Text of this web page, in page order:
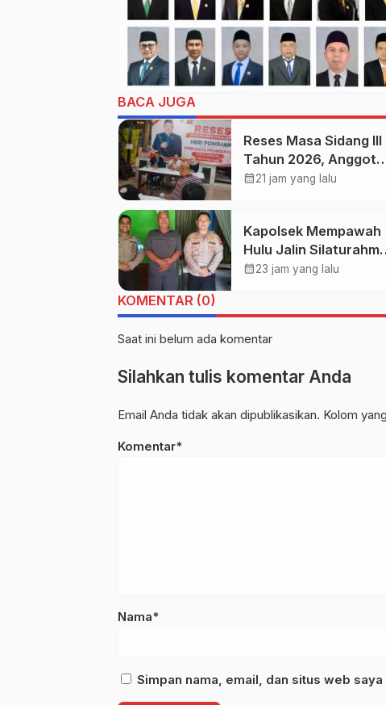
BACA JUGA
Reses Masa Sidang III
Tahun 2026, Anggota
DPRD Kota
Poniman Gandeng
PUPR Jemput Aspirasi
Warga
calendar_month21 jam yang lalu
Kapolsek Mempawah
Hulu Jalin Silaturahmi
dengan Ketua MABM
calendar_month23 jam yang lalu
KOMENTAR (0)
Saat ini belum ada komentar
Silahkan tulis komentar Anda
Email Anda tidak akan dipublikasikan. Kolom
Komentar*
Nama*
Simpan nama, email, dan situs web